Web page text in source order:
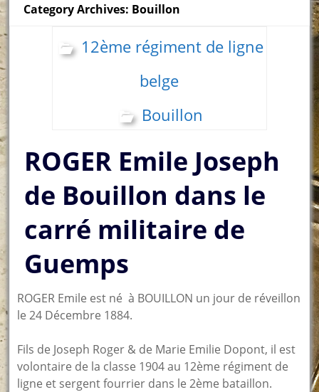
Category Archives: Bouillon
12ème régiment de ligne
belge
Bouillon
ROGER Emile Joseph
de Bouillon dans le
carré militaire de
Guemps
ROGER Emile est né à BOUILLON un jour de réveillon
le 24 Décembre 1884.
Fils de Joseph Roger & de Marie Emilie Dopont, il est
volontaire de la classe 1904 au 12ème régiment de
ligne et sergent fourrier dans le 2ème bataillon.